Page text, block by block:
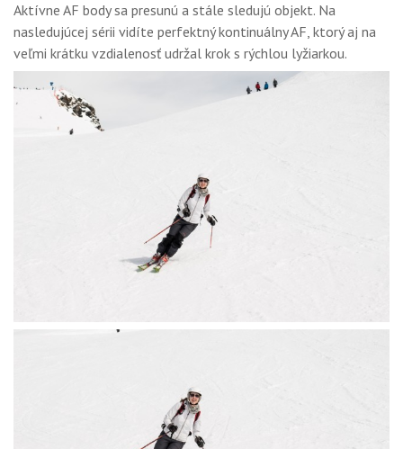
Aktívne AF body sa presunú a stále sledujú objekt. Na
nasledujúcej sérii vidíte perfektný kontinuálny AF, ktorý aj na
veľmi krátku vzdialenosť udržal krok s rýchlou lyžiarkou.